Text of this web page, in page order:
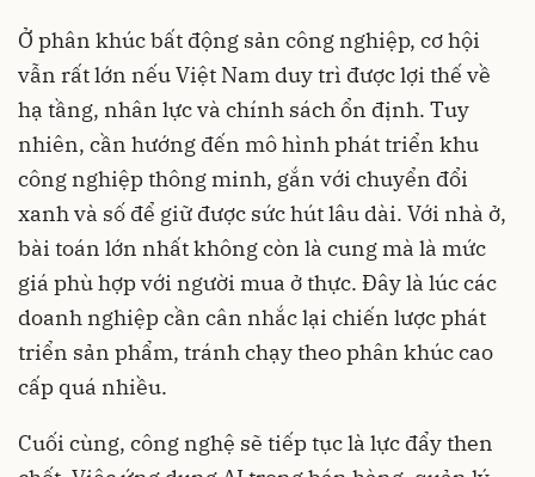
Ở phân khúc bất động sản công nghiệp, cơ hội
vẫn rất lớn nếu Việt Nam duy trì được lợi thế về
hạ tầng, nhân lực và chính sách ổn định. Tuy
nhiên, cần hướng đến mô hình phát triển khu
công nghiệp thông minh, gắn với chuyển đổi
xanh và số để giữ được sức hút lâu dài. Với nhà ở,
bài toán lớn nhất không còn là cung mà là mức
giá phù hợp với người mua ở thực. Đây là lúc các
doanh nghiệp cần cân nhắc lại chiến lược phát
triển sản phẩm, tránh chạy theo phân khúc cao
cấp quá nhiều.
Cuối cùng, công nghệ sẽ tiếp tục là lực đẩy then